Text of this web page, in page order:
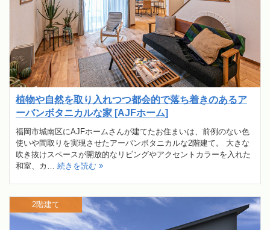
植物や自然を取り入れつつ都会的で落ち着きのあるア
ーバンボタニカルな家 [AJFホーム]
福岡市城南区にAJFホームさんが建てたお住まいは、前例のない色
使いや間取りを実現させたアーバンボタニカルな2階建て。 大きな
吹き抜けスペースが開放的なリビングやアクセントカラーを入れた
和室、カ… 続きを読む
2階建て